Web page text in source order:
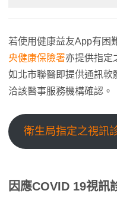
若使用健康益友App有困
央健康保險署亦提供指定
如北市聯醫即提供通訊軟
洽該醫事服務機構確認。
衛生局指定之視訊
因應COVID 19視訊